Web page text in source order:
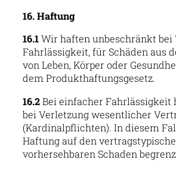
16. Haftung
16.1Wir haften unbeschränkt bei
Fahrlässigkeit, für Schäden aus
von Leben, Körper oder
dem Produkthaftungsgesetz.
16.2Bei einfacher Fahrlässigkeit
bei Verletzung wesentlicher
(Kardinalpflichten). In diesem
Haftung auf den
vorhersehbaren Schaden